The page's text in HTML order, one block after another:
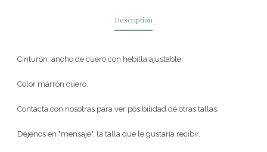
Description
Cinturón ancho de cuero con hebilla ajustable.
Color marrón cuero.
Contacta con nosotras para ver posibilidad de otras tallas.
Déjenos en "mensaje", la talla que le gustaría recibir.